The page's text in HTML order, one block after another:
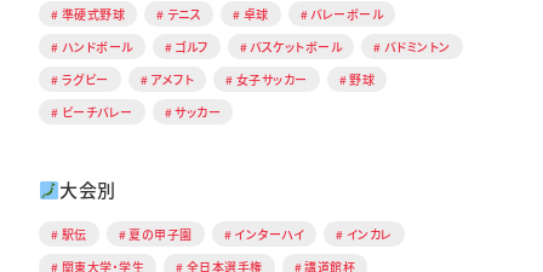
準硬式野球 テニス 卓球
バレーボール
ハンドボール
ゴルフ バスケットボール
バドミントン
ラグビー
アメフト 女子サッカー
野球
ビーチバレー
サッカー
大会別
駅伝 夏の甲子園 インターハイ
インカレ
関東大学・学生
全日本選手権 講道館杯